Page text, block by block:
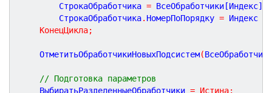
		СтрокаОбработчика
= ВсеОбработчики[Индекс]
		СтрокаОбработчика
. НомерПоПорядку = Индекс
КонецЦикла;
	ОтметитьОбработчикиНовыхПодсистем
(ВсеОбработчики
// Подготовка параметров
	ВыбиратьРазделенныеОбработчики
= Истина;